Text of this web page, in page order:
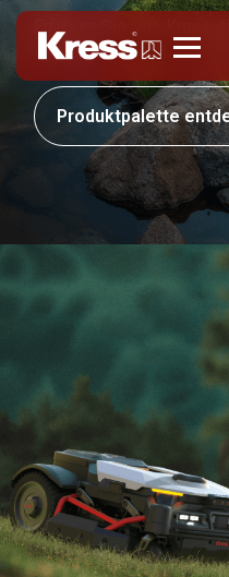
Erfahren Sie, wie Kress
definiert.
Produktpalette